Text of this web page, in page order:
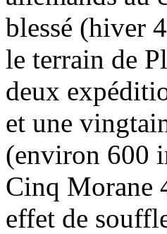
blessé (hiver
le terrain de
deux
et une
(environ 600
Cinq Morane
effet de